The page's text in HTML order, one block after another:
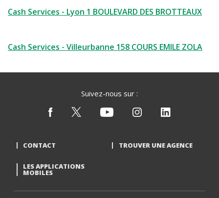
Cash Services - Lyon 1 BOULEVARD DES BROTTEAUX
Cash Services - Villeurbanne 158 COURS EMILE ZOLA
Suivez-nous sur :
CONTACT TROUVER UNE AGENCE
LES APPLICATIONS
MOBILES